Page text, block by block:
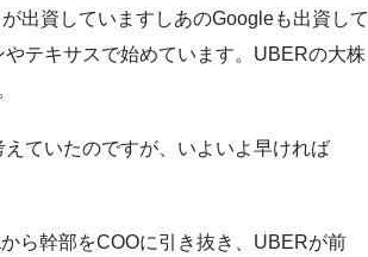
出資していますしあのGoogleも出資して
テキサスで始めています。UBERの大株
ていたのですが、いよいよ早ければ
ら幹部をCOOに引き抜き、UBERが前